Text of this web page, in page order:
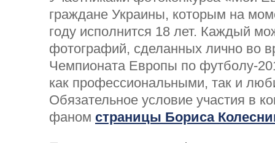
граждане Украины, которым на
году исполнится 18 лет. Каждый
фотографий, сделанных лично во
Чемпионата Европы по футболу-
как профессиональными, так и
Обязательное условие участия в
фаном страницы Бориса